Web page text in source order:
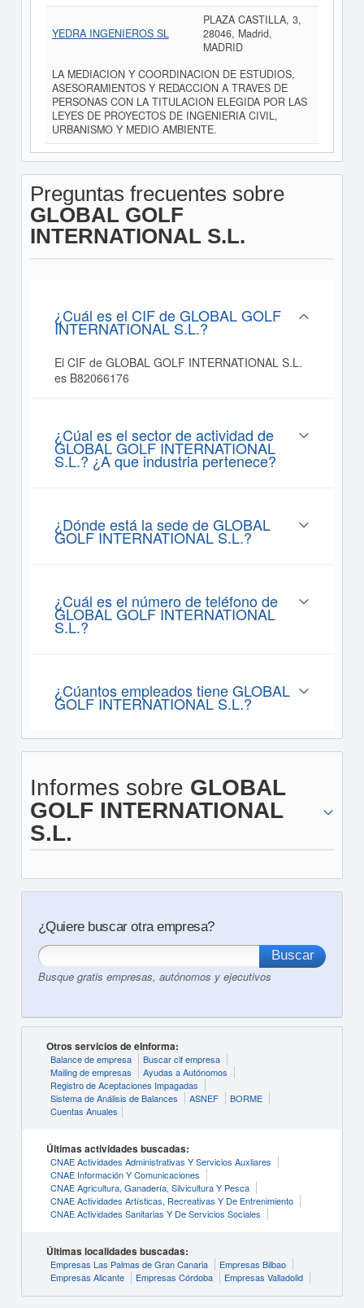
YEDRA INGENIEROS SL
PLAZA CASTILLA, 3,
28046, Madrid,
MADRID
LA MEDIACION Y COORDINACION DE ESTUDIOS,
ASESORAMIENTOS Y REDACCION A TRAVES DE
PERSONAS CON LA TITULACION ELEGIDA POR LAS
LEYES DE PROYECTOS DE INGENIERIA CIVIL,
URBANISMO Y MEDIO AMBIENTE.
Preguntas frecuentes sobre
GLOBAL GOLF
INTERNATIONAL S.L.
¿Cuál es el CIF de GLOBAL GOLF
INTERNATIONAL S.L.?
El CIF de GLOBAL GOLF INTERNATIONAL S.L.
es B82066176
¿Cúal es el sector de actividad de
GLOBAL GOLF INTERNATIONAL
S.L.? ¿A que industria pertenece?
¿Dónde está la sede de GLOBAL
GOLF INTERNATIONAL S.L.?
¿Cuál es el número de teléfono de
GLOBAL GOLF INTERNATIONAL
S.L.?
¿Cúantos empleados tiene GLOBAL
GOLF INTERNATIONAL S.L.?
Informes sobre GLOBAL
GOLF INTERNATIONAL
S.L.
¿Quiere buscar otra empresa?
Busque gratis empresas, autónomos y ejecutivos
Otros servicios de eInforma:
Balance de empresa
Buscar cif empresa
Mailing de empresas
Ayudas a Autónomos
Registro de Aceptaciones Impagadas
Sistema de Análisis de Balances
ASNEF
BORME
Cuentas Anuales
Últimas actividades buscadas:
CNAE Actividades Administrativas Y Servicios Auxliares
CNAE Información Y Comunicaciones
CNAE Agricultura, Ganadería, Silvicultura Y Pesca
CNAE Actividades Artísticas, Recreativas Y De Entrenimiento
CNAE Actividades Sanitarias Y De Servicios Sociales
Últimas localidades buscadas:
Empresas Las Palmas de Gran Canaria
Empresas Bilbao
Empresas Alicante
Empresas Córdoba Empresas Valladolid